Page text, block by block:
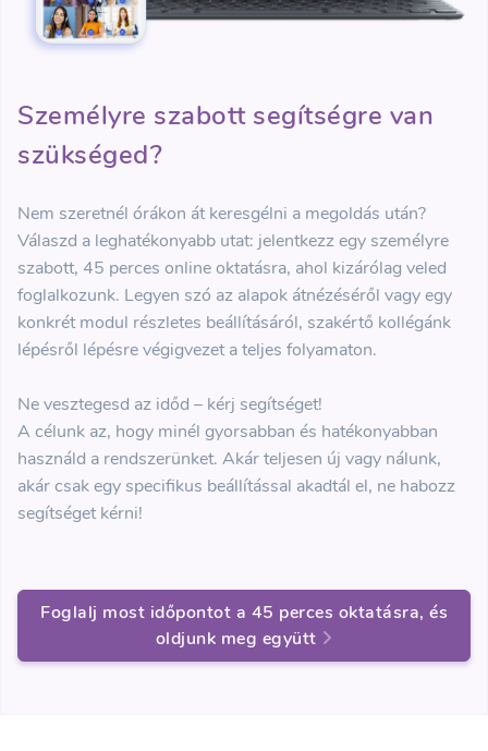
Személyre szabott segítségre van
szükséged?
Nem szeretnél órákon át keresgélni a megoldás után?
Válaszd a leghatékonyabb utat: jelentkezz egy személyre
szabott, 45 perces online oktatásra, ahol kizárólag veled
foglalkozunk. Legyen szó az alapok átnézéséről vagy egy
konkrét modul részletes beállításáról, szakértő kollégánk
lépésről lépésre végigvezet a teljes folyamaton.
Ne vesztegesd az időd – kérj segítséget!
A célunk az, hogy minél gyorsabban és hatékonyabban
használd a rendszerünket. Akár teljesen új vagy nálunk,
akár csak egy specifikus beállítással akadtál el, ne habozz
segítséget kérni!
Foglalj most időpontot a 45 perces oktatásra, és
oldjunk meg együtt